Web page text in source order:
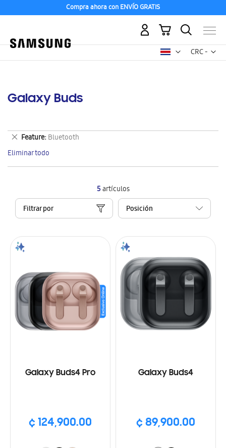
Compra ahora con ENVÍO GRATIS
CRC -
colón
Mi carrito
Galaxy Buds
5artículos
Filtrar por
Galaxy Buds4 Pro
¢ 124,900.00
Galaxy Buds4
¢ 89,900.00
Feature Bluetooth
Eliminar
este
artículo
Eliminar todo